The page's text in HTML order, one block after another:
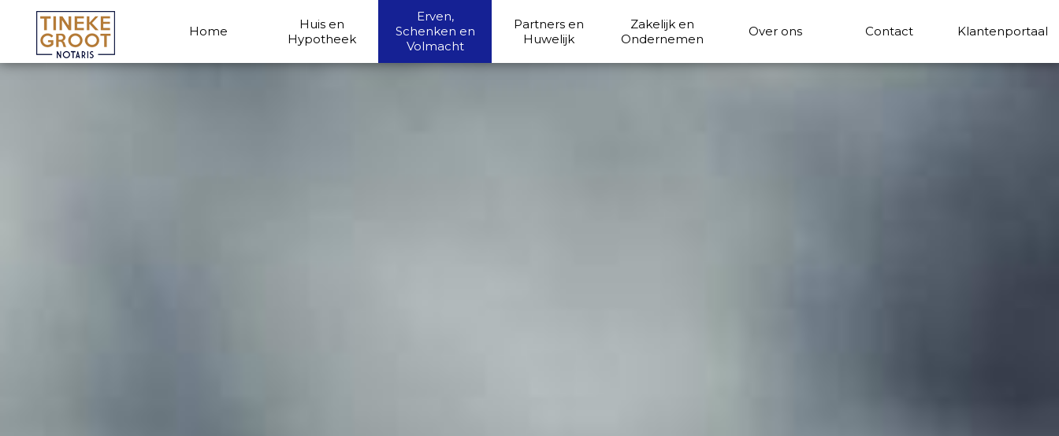
Home
Huis en
Hypotheek
Erven,
Schenken en
Volmacht
Partners en
Huwelijk
Zakelijk en
Ondernemen
Over ons Contact Klantenportaal